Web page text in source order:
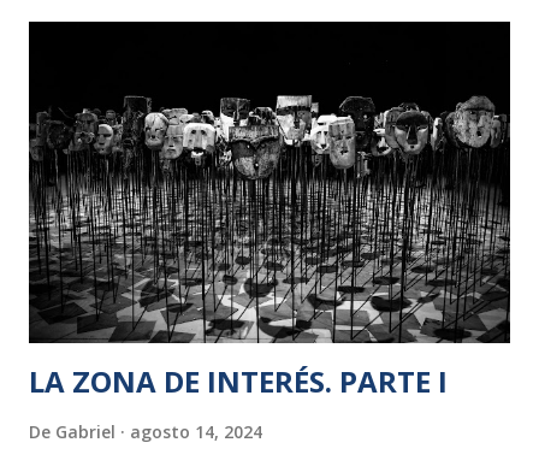
hay una auténtica montaña de zapatos, bolsos o maletas, los
ladridos lejanos de un perro pastor -alemán, por supuesto-
, algunos alaridos humanos casi inaudibles … Hay también
flashes algo más extensos y elaborados referidos todos a
las inquietudes “laborales” del padre y esposo ejemplar, de
sus colegas de los otros campos de exterminio, que ponen
en común, en...
LA ZONA DE INTERÉS. PARTE I
De Gabriel agosto 14, 2024